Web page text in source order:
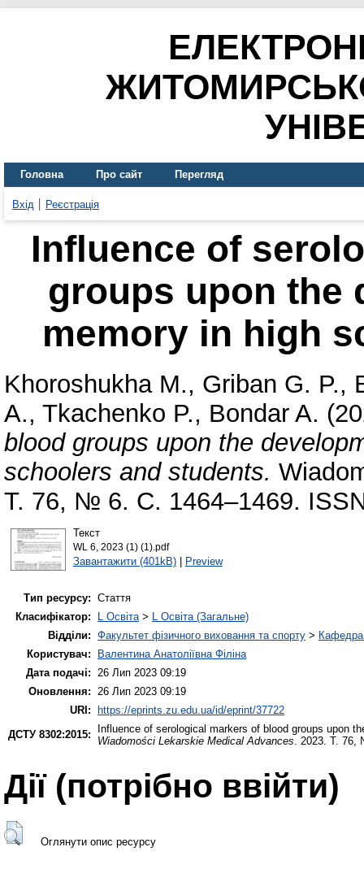
Головна Про сайт Перегляд
Вхід Реєстрація
Influence of
groups upon the
memory in high
Khoroshukha M., Griban G. P.,
A., Tkachenko P., Bondar A.
blood groups upon the
schoolers and students.
Т. 76, № 6. С. 1464–1469.
Текст
WL 6, 2023 (1) (1).pdf
Завантажити (401kB)| Preview
Тип ресурсу: Стаття
Класифікатор:
L Освіта> L Освіта (Загальне)
Відділи: Факультет фізичного виховання та спорту > Кафедра
Користувач:
Валентина Анатоліївна Філіна
Дата подачі: 26 Лип 2023 09:19
Оновлення: 26 Лип 2023 09:19
URI:
https://eprints.zu.edu.ua/id/eprint/37722
ДСТУ 8302:2015:
Influence of serological markers of blood groups upon
Wiadomości Lekarskie Medical Advances. 2023. Т. 76,
Дії ​​(потрібно ввійти)
Оглянути опис ресурсу